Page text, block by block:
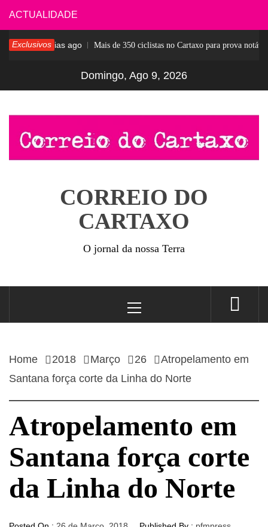
Skip
to
content
ACTUALIDADE
Exclusivos7 dias ago Mais de 350 ciclistas no Cartaxo para prova notável
Domingo, Ago 9, 2026
CORREIO DO
CARTAXO
O jornal da nossa Terra
Menu
Home 2018 Março 26
Atropelamento em
Santana força corte da Linha do Norte
Atropelamento em
Santana força corte
da Linha do Norte